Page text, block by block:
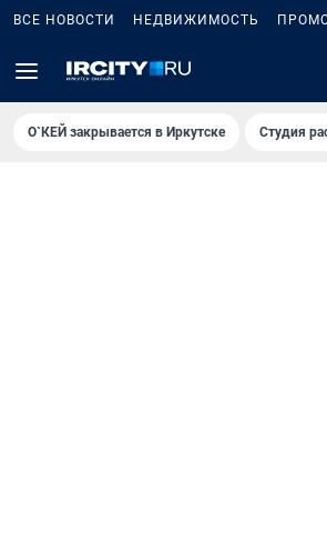
ВСЕ НОВОСТИ НЕДВИЖИМОСТЬ
О`КЕЙ закрывается в Иркутске Студия